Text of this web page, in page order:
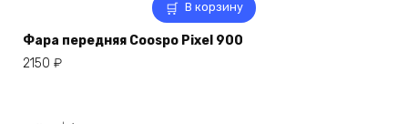
В корзину
Фара передняя Coospo Pixel 900
2150 ₽